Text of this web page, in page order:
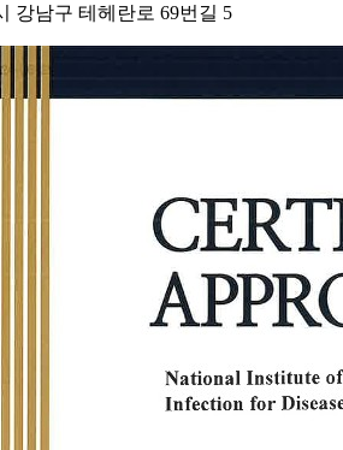
강남구 테헤란로 69번길 5